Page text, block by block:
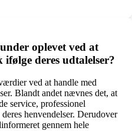
oplevet ved at
deres udtalelser?
ved at handle med
Blandt andet nævnes det, at
service, professionel
henvendelser. Derudover
gennem hele